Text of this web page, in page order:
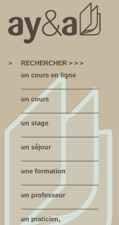
>
RECHERCHER > > >
un cours en ligne
un cours
un stage
un séjour
une formation
un professeur
un praticien,